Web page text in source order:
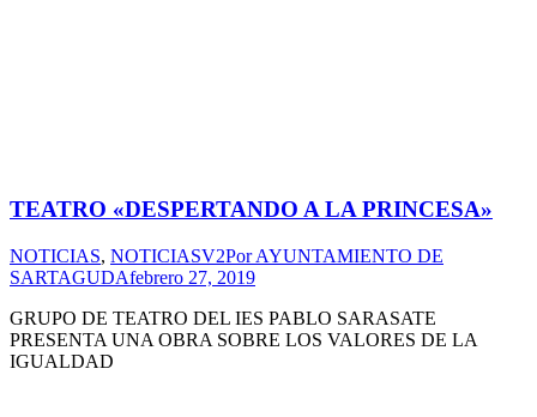
TEATRO «DESPERTANDO A LA PRINCESA»
NOTICIAS, NOTICIASV2PorAYUNTAMIENTO DE
SARTAGUDAfebrero 27, 2019
GRUPO DE TEATRO DEL IES PABLO SARASATE
PRESENTA UNA OBRA SOBRE LOS VALORES DE LA
IGUALDAD